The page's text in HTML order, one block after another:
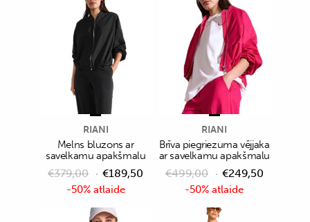
-50% atlaide
RIANI
Melns bluzons ar
savelkamu apakšmalu
€379,00 €189,50
-50% atlaide
RIANI
Brīva piegriezuma vējjaka
ar savelkamu apakšmalu
€499,00 €249,50